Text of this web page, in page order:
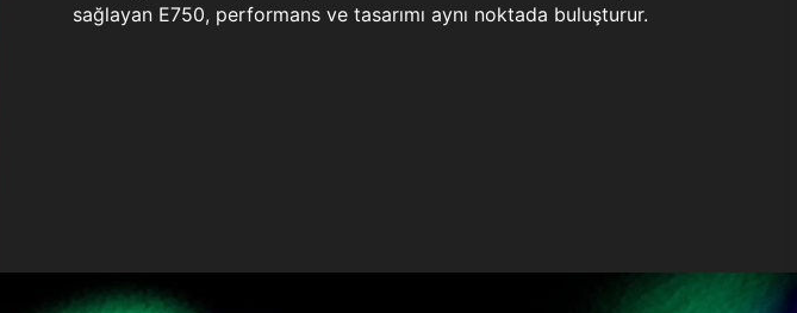
sağlayan E750, performans ve tasarımı aynı noktada buluşturur.